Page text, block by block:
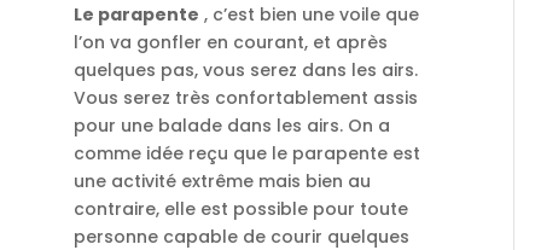
Le parapente , c’est bien une voile que
l’on va gonfler en courant, et après
quelques pas, vous serez dans les airs.
Vous serez très confortablement assis
pour une balade dans les airs. On a
comme idée reçu que le parapente est
une activité extrême mais bien au
contraire, elle est possible pour toute
personne capable de courir quelques